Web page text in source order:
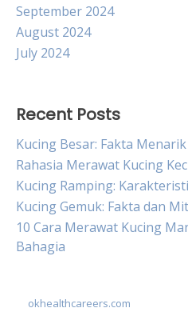
September 2024
August 2024
July 2024
Recent Posts
Kucing Besar: Fakta
Rahasia Merawat Kucing
Kucing Ramping:
Kucing Gemuk: Fakta dan
10 Cara Merawat Kucing
Bahagia
okhealthcareers.com